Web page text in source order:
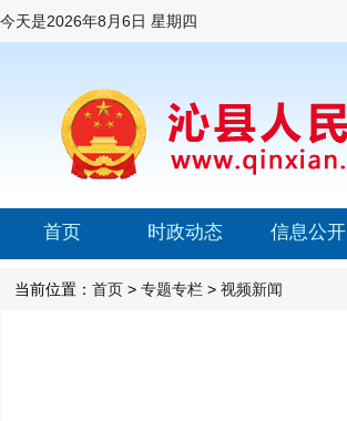
今天是2026年8月6日 星期四
首页 时政动态 信息公开
当前位置： 首页 > 专题专栏 > 视频新闻